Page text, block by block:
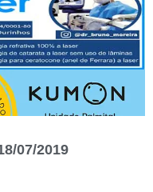
07/2019